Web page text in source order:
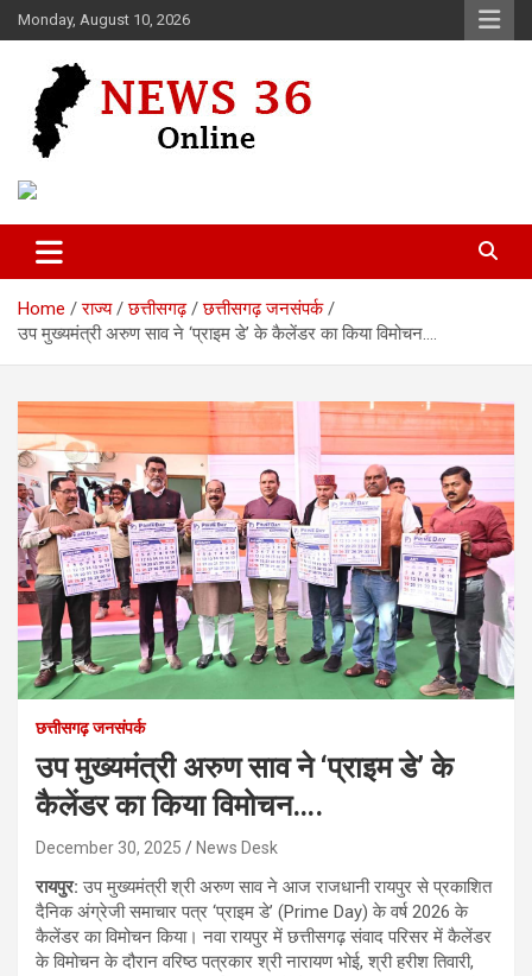
Skip
to
Monday, August 10, 2026
News 36
Home राज्य छत्तीसगढ़
छत्तीसगढ़ जनसंपर्क
उप मुख्यमंत्री अरुण साव ने ‘प्राइम डे’ के कैलेंडर का किया विमोचन….
छत्तीसगढ़ जनसंपर्क
उप मुख्यमंत्री अरुण साव ने ‘प्राइम डे’ के
कैलेंडर का किया विमोचन….
December 30, 2025 News Desk
रायपुर:उप मुख्यमंत्री श्री अरुण साव ने आज राजधानी रायपुर से प्रकाशित
दैनिक अंग्रेजी समाचार पत्र ‘प्राइम डे’ (Prime Day) के वर्ष 2026 के
कैलेंडर का विमोचन किया। नवा रायपुर में छत्तीसगढ़ संवाद परिसर में कैलेंडर
के विमोचन के दौरान वरिष्ठ पत्रकार श्री नारायण भोई, श्री हरीश तिवारी,